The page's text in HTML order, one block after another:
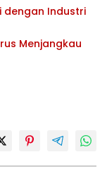
dengan Industri
Menjangkau